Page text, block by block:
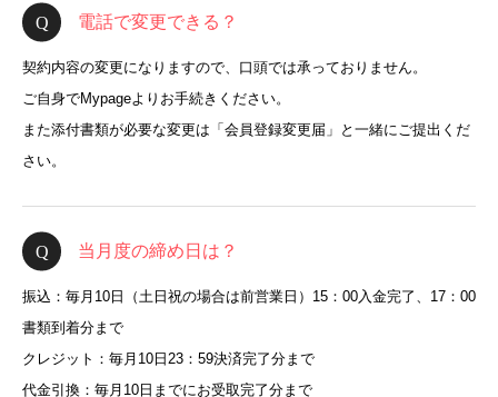
電話で変更できる？
契約内容の変更になりますので、口頭では承っておりません。
ご自身でMypageよりお手続きください。
また添付書類が必要な変更は「会員登録変更届」と一緒にご提出くだ
さい。
当月度の締め日は？
振込：毎月10日（土日祝の場合は前営業日）15：00入金完了、17：00
書類到着分まで
クレジット：毎月10日23：59決済完了分まで
代金引換：毎月10日までにお受取完了分まで